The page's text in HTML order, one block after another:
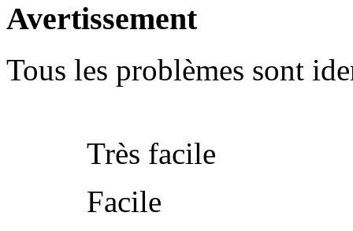
Avertissement
Tous les problèmes sont
Très facile
Facile